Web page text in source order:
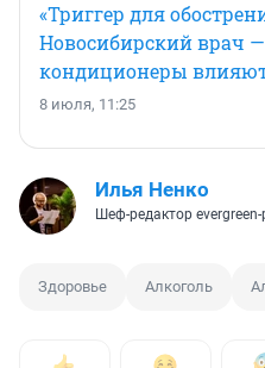
«Триггер для
Новосибирский врач
кондиционеры
8 июля, 11:25
Илья Ненко
Шеф-редактор
Здоровье Алкоголь